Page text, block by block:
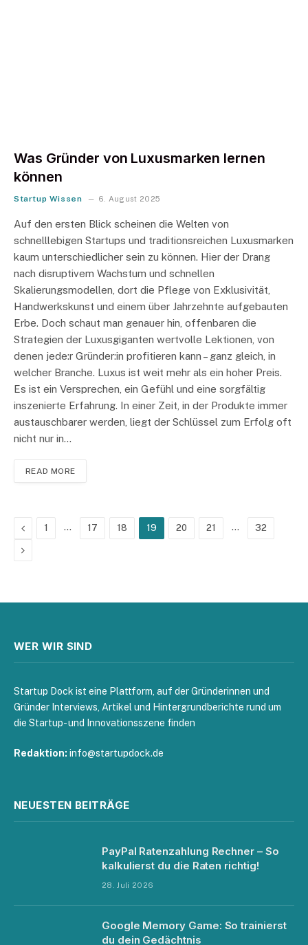
Was Gründer von Luxusmarken lernen
können
Startup Wissen 6. August 2025
Auf den ersten Blick scheinen die Welten von
schnelllebigen Startups und traditionsreichen Luxusmarken
kaum unterschiedlicher sein zu können. Hier der Drang
nach disruptivem Wachstum und schnellen
Skalierungsmodellen, dort die Pflege von Exklusivität,
Handwerkskunst und einem über Jahrzehnte aufgebauten
Erbe. Doch schaut man genauer hin, offenbaren die
Strategien der Luxusgiganten wertvolle Lektionen, von
denen jede:r Gründer:in profitieren kann – ganz gleich, in
welcher Branche. Luxus ist weit mehr als ein hoher Preis.
Es ist ein Versprechen, ein Gefühl und eine sorgfältig
inszenierte Erfahrung. In einer Zeit, in der Produkte immer
austauschbarer werden, liegt der Schlüssel zum Erfolg oft
nicht nur in…
READ MORE
Previous
1 … 17 18 19 20 21 … 32
Next
WER WIR SIND
Startup Dock ist eine Plattform, auf der Gründerinnen und
Gründer Interviews, Artikel und Hintergrundberichte rund um
die Startup- und Innovationsszene finden
Redaktion: info@startupdock.de
NEUESTEN BEITRÄGE
PayPal Ratenzahlung Rechner – So
kalkulierst du die Raten richtig!
28. Juli 2026
Google Memory Game: So trainierst
du dein Gedächtnis